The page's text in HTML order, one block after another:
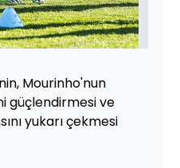
Mourinho'nun
güçlendirmesi ve
yukarı çekmesi